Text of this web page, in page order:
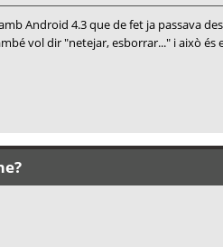
Android 4.3 que de fet ja passava
vol dir "netejar, esborrar..." i això